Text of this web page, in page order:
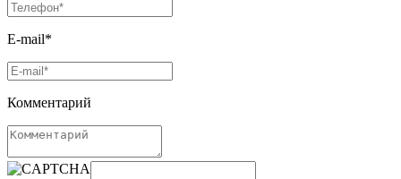
E-mail*
Комментарий